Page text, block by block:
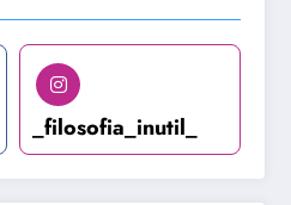
_filosofia_inutil_